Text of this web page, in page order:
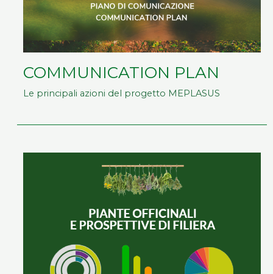
COMMUNICATION PLAN
Le principali azioni del progetto MEPLASUS